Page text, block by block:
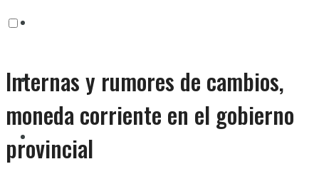
Lanús
Internas y rumores de cambios,
moneda corriente en el gobierno
provincial